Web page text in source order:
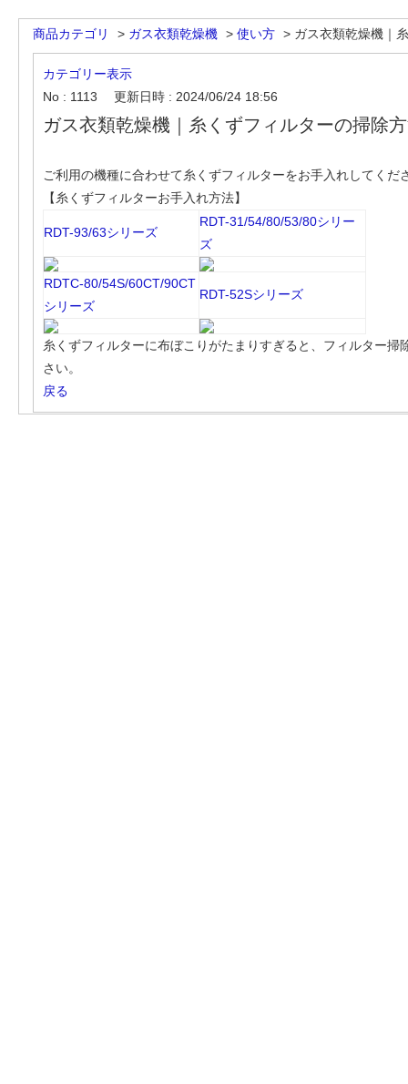
商品カテゴリ > ガス衣類乾燥機 > 使い方 > ガス衣類乾燥機｜
カテゴリー表示
No : 1113
更新日時 : 2024/06/24 18:56
ガス衣類乾燥機｜糸くずフィルターの掃除
ご利用の機種に合わせて糸くずフィルターをお手入れしてくだ
【糸くずフィルターお手入れ方法】
RDT-93/63シリーズ
RDT-31/54/80/53/80シリー
ズ
RDTC-80/54S/60CT/90CT
シリーズ
RDT-52Sシリーズ
糸くずフィルターに布ぼこりがたまりすぎると、フィルター
さい。
戻る